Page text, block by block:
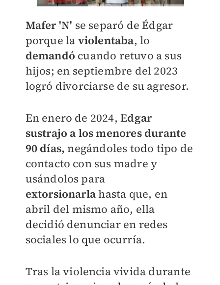
Mafer 'N' se separó de Édgar
porque la violentaba, lo
demandó cuando retuvo a sus
hijos; en septiembre del 2023
logró divorciarse de su agresor.
En enero de 2024,Edgar
sustrajo a los menores durante
90 días, negándoles todo tipo de
contacto con sus madre y
usándolos para
extorsionarlahasta que, en
abril del mismo año, ella
decidió denunciar en redes
sociales lo que ocurría.
Tras la violencia vivida durante